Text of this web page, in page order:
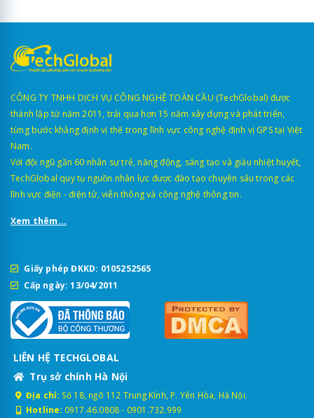
CÔNG TY TNHH DỊCH VỤ CÔNG NGHỆ TOÀN CẦU (TechGlobal) được
thành lập từ năm 2011, trải qua hơn 15 năm xây dựng và phát triển,
từng bước khẳng định vị thế trong lĩnh vực công nghệ định vị GPS tại Việt
Nam.
Với đội ngũ gần 60 nhân sự trẻ, năng động, sáng tạo và giàu nhiệt huyết,
TechGlobal quy tụ nguồn nhân lực được đào tạo chuyên sâu trong các
lĩnh vực điện - điện tử, viễn thông và công nghệ thông tin.
Xem thêm...
Giấy phép ĐKKD: 0105252565
Cấp ngày: 13/04/2011
LIÊN HỆ TECHGLOBAL
Trụ sở chính Hà Nội
Địa chỉ: Số 18, ngõ 112 Trung Kính, P. Yên Hòa, Hà Nội.
Hotline: 0917.46.0808- 0901.732.999